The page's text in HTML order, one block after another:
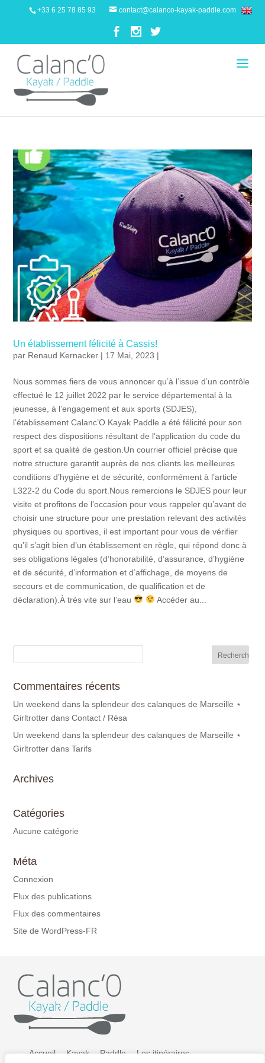
+33 6 25 78 85 93 contact@calanco-kayak-paddle.com
Un établissement félicité à Cassis!
par Renaud Kernacker | 17 Mai, 2023 |
Nous sommes fiers de vous annoncer qu’à l’issue d’un contrôle
effectué le 12 juillet 2022 par le service départemental à la
jeunesse, à l’engagement et aux sports (SDJES),
l’établissement Calanc’O Kayak Paddle a été félicité pour son
respect des dispositions résultant de l’application du code du
sport et sa qualité de gestion.Un courrier officiel précise que
notre structure garantit auprès de nos clients les meilleures
conditions d’hygiène et de sécurité, conformément à l’article
L322-2 du Code du sport.Nous remercions le SDJES pour leur
visite et profitons de l’occasion pour vous rappeler qu’avant de
choisir une structure pour une prestation relevant des activités
physiques ou sportives, il est important pour vous de vérifier
qu’il s’agit bien d’un établissement en règle, qui répond donc à
ses obligations légales (d’honorabilité, d’assurance, d’hygiène
et de sécurité, d’information et d’affichage, de moyens de
secours et de communication, de qualification et de
déclaration).À très vite sur l’eau
Accéder au...
Commentaires récents
Un weekend dans la splendeur des calanques de Marseille ⋆
Girltrotter dansContact / Résa
Un weekend dans la splendeur des calanques de Marseille ⋆
Girltrotter dansTarifs
Archives
Catégories
Aucune catégorie
Méta
Connexion
Flux des publications
Flux des commentaires
Site de WordPress-FR
Accueil Kayak Paddle Les itinéraires